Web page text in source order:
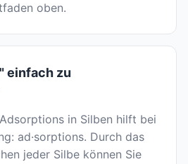
oben.
einfach zu
in Silben hilft bei
ad·sorptions. Durch das
jeder Silbe können Sie